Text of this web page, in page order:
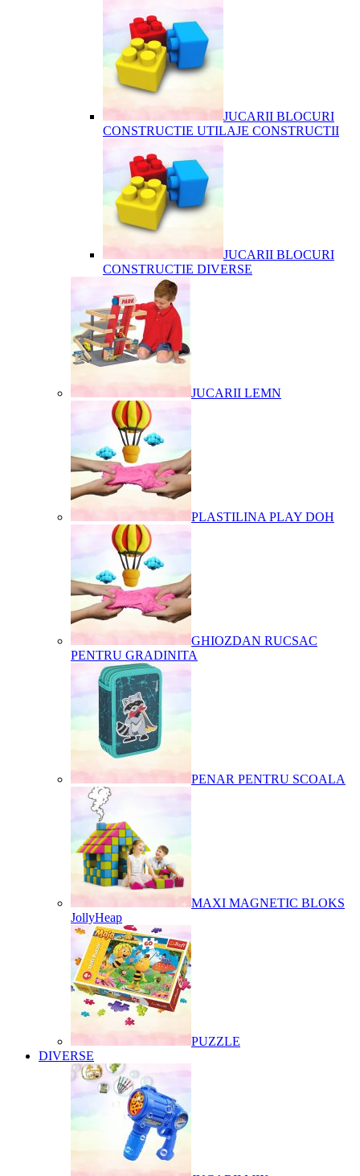
JUCARII BLOCURI
CONSTRUCTIE UTILAJE CONSTRUCTII
JUCARII BLOCURI
CONSTRUCTIE DIVERSE
JUCARII LEMN
PLASTILINA PLAY DOH
GHIOZDAN RUCSAC
PENTRU GRADINITA
PENAR PENTRU SCOALA
MAXI MAGNETIC BLOKS
JollyHeap
PUZZLE
DIVERSE